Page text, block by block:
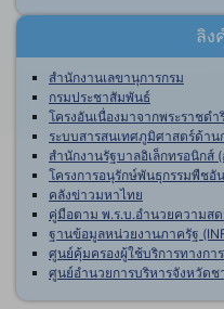
ลิง
สำนักงานเลขานุการกรม
กรมประชาสัมพันธ์
โครงอันเนื่องมาจากพระราชดำ
ระบบสารสนเทศภูมิศาสตร์ด้าน
สำนักงานรัฐบาลอิเล็กทรอนิกส์
โครงการอนุรักษ์พันธุกรรมพืชอั
คลังข่าวมหาไทย
คู่มือตาม พ.ร.บ.อำนวยความสด
ฐานข้อมูลหน่วยงานภาครัฐ
ศูนย์คุ้มครองผู้ใช้บริการทางการ
ศูนย์อำนวยการบริหารจังหวัด